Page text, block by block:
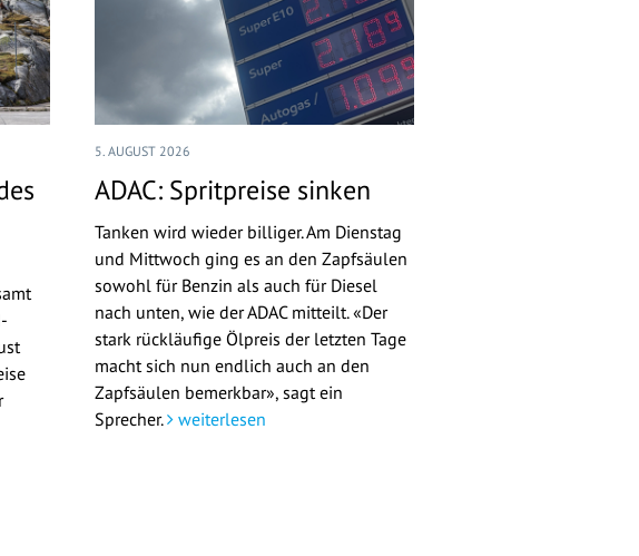
5. AUGUST 2026
ADAC: Spritpreise sinken
Tanken wird wieder billiger. Am Dienstag
und Mittwoch ging es an den Zapfsäulen
sowohl für Benzin als auch für Diesel
nach unten, wie der ADAC mitteilt. «Der
stark rückläufige Ölpreis der letzten Tage
macht sich nun endlich auch an den
Zapfsäulen bemerkbar», sagt ein
Sprecher. weiterlesen